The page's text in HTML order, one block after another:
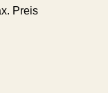
Preis